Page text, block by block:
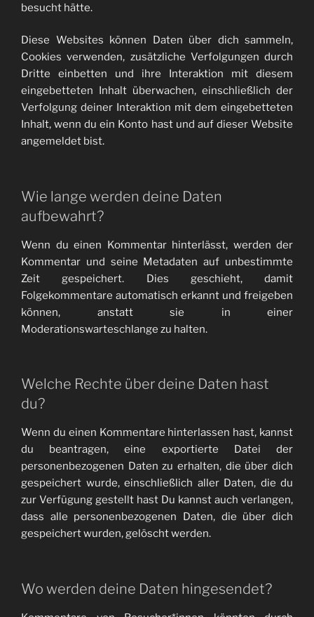
besucht hätte.
Diese Websites können Daten über dich sammeln,
Cookies verwenden, zusätzliche Verfolgungen durch
Dritte einbetten und ihre Interaktion mit diesem
eingebetteten Inhalt überwachen, einschließlich der
Verfolgung deiner Interaktion mit dem eingebetteten
Inhalt, wenn du ein Konto hast und auf dieser Website
angemeldet bist.
Wie lange werden deine Daten
aufbewahrt?
Wenn du einen Kommentar hinterlässt, werden der
Kommentar und seine Metadaten auf unbestimmte
Zeit gespeichert. Dies geschieht, damit
Folgekommentare automatisch erkannt und freigeben
können, anstatt sie in einer
Moderationswarteschlange zu halten.
Welche Rechte über deine Daten hast
du?
Wenn du einen Kommentare hinterlassen hast, kannst
du beantragen, eine exportierte Datei der
personenbezogenen Daten zu erhalten, die über dich
gespeichert wurde, einschließlich aller Daten, die du
zur Verfügung gestellt hast Du kannst auch verlangen,
dass alle personenbezogenen Daten, die über dich
gespeichert wurden, gelöscht werden.
Wo werden deine Daten hingesendet?